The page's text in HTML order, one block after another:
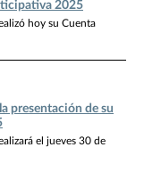
2025
hoy su Cuenta
presentación de su
el jueves 30 de